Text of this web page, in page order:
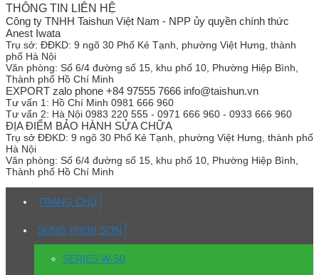
THÔNG TIN LIÊN HỆ
Công ty TNHH Taishun Việt Nam - NPP ủy quyền chính thức
Anest Iwata
Trụ sở: ĐĐKD: 9 ngõ 30 Phố Kẻ Tạnh, phường Việt Hưng, thành
phố Hà Nội
Văn phòng: Số 6/4 đường số 15, khu phố 10, Phường Hiệp Bình,
Thành phố Hồ Chí Minh
EXPORT zalo phone +84 97555 7666 info@taishun.vn
Tư vấn 1: Hồ Chí Minh 0981 666 960
Tư vấn 2: Hà Nội 0983 220 555 - 0971 666 960 - 0933 666 960
ĐỊA ĐIỂM BẢO HÀNH SỬA CHỮA
Trụ sở ĐĐKD: 9 ngõ 30 Phố Kẻ Tạnh, phường Việt Hưng, thành phố
Hà Nội
Văn phòng: Số 6/4 đường số 15, khu phố 10, Phường Hiệp Bình,
Thành phố Hồ Chí Minh
TRANG CHỦ
SÚNG PHUN SƠN
SERIES W-50